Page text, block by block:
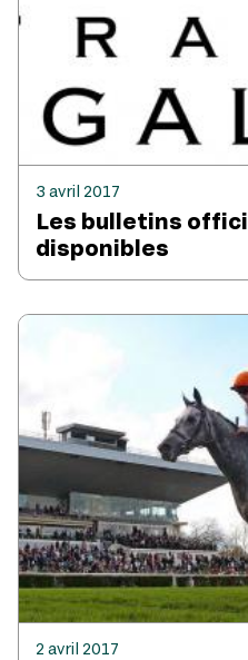
3 avril 2017
Les bulletins
disponibles
2 avril 2017